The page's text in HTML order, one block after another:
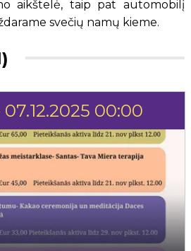
aikštelė, taip pat automobilį
svečių namų kieme.
07.12.2025 00:00